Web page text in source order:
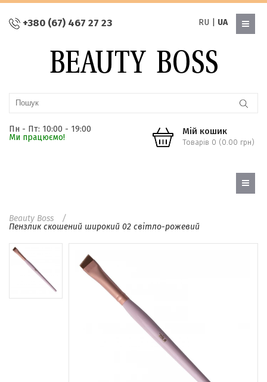
+380 (67) 467 27 23 RU UA
Пн - Пт: 10:00 - 19:00
Ми працюємо!
Мій кошик
Товарів 0 (0.00 грн)
Beauty Boss
Пензлик скошений широкий 02 світло-рожевий